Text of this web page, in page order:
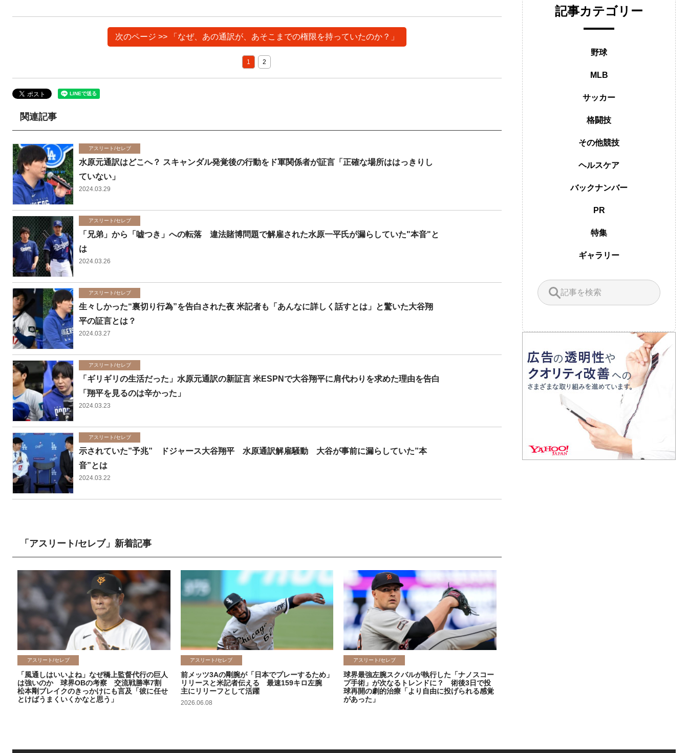
次のページ >> 「なぜ、あの通訳が、あそこまでの権限を持っていたのか？」
1 2
関連記事
アスリート/セレブ
水原元通訳はどこへ？ スキャンダル発覚後の行動をド軍関係者が証言「正確な場所ははっきりし
ていない」
2024.03.29
アスリート/セレブ
「兄弟」から「嘘つき」への転落 違法賭博問題で解雇された水原一平氏が漏らしていた"本音"と
は
2024.03.26
アスリート/セレブ
生々しかった“裏切り行為”を告白された夜 米記者も「あんなに詳しく話すとは」と驚いた大谷翔
平の証言とは？
2024.03.27
アスリート/セレブ
「ギリギリの生活だった」水原元通訳の新証言 米ESPNで大谷翔平に肩代わりを求めた理由を告白
「翔平を見るのは辛かった」
2024.03.23
アスリート/セレブ
示されていた”予兆” ドジャース大谷翔平 水原通訳解雇騒動 大谷が事前に漏らしていた”本
音”とは
2024.03.22
「アスリート/セレブ」新着記事
アスリート/セレブ
「風通しはいいよね」なぜ橋上監督代行の巨人
は強いのか 球界OBの考察 交流戦勝率7割
松本剛ブレイクのきっかけにも言及「彼に任せ
とけばうまくいくかなと思う」
アスリート/セレブ
前メッツ3Aの剛腕が「日本でプレーするため」
リリースと米記者伝える 最速159キロ左腕
主にリリーフとして活躍
2026.06.08
アスリート/セレブ
球界最強左腕スクバルが執行した「ナノスコー
プ手術」が次なるトレンドに？ 術後3日で投
球再開の劇的治療「より自由に投げられる感覚
があった」
記事カテゴリー
野球
MLB
サッカー
格闘技
その他競技
ヘルスケア
バックナンバー
PR
特集
ギャラリー